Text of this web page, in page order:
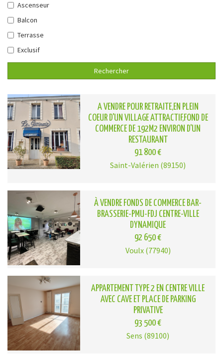
Ascenseur
Balcon
Terrasse
Exclusif
Rechercher
A VENDRE POUR RETRAITE,EN PLEIN
COEUR D'UN VILLAGE ATTRACTIF,FOND DE
COMMERCE DE 192M2 ENVIRON D'UN
RESTAURANT
91 800 €
Saint-Valérien (89150)
À VENDRE FONDS DE COMMERCE BAR-
BRASSERIE-PMU-FDJ CENTRE-VILLE
DYNAMIQUE
92 650 €
Voulx (77940)
APPARTEMENT TYPE 2 EN CENTRE VILLE
AVEC CAVE ET PLACE DE PARKING
PRIVATIVE
93 500 €
Sens (89100)